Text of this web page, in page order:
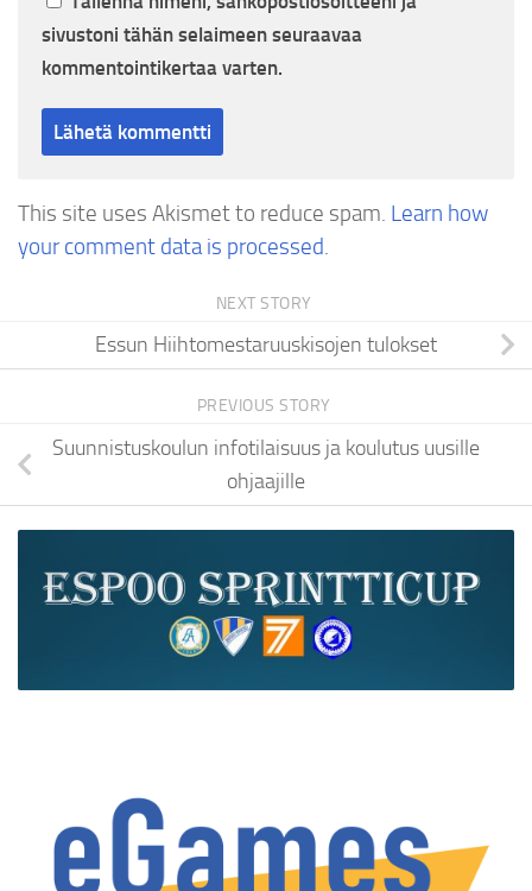
sivustoni tähän selaimeen seuraavaa
kommentointikertaa varten.
This site uses Akismet to reduce spam. Learn how
your comment data is processed.
NEXT STORY
Essun Hiihtomestaruuskisojen tulokset
PREVIOUS STORY
Suunnistuskoulun infotilaisuus ja koulutus uusille
ohjaajille